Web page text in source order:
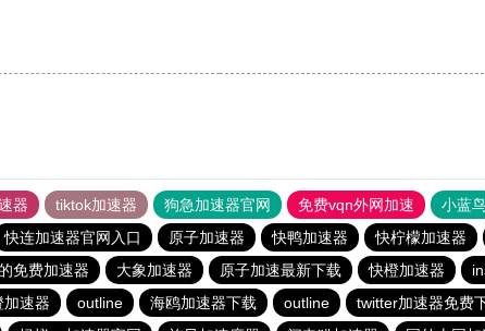
器 tiktok加速器 狗急加速器官网 免费vqn外网加速 小蓝
快连加速器官网入口 原子加速器 快鸭加速器 快柠檬加速器
免费加速器 大象加速器 原子加速最新下载 快橙加速器
加速器 outline 海鸥加速器下载 outline twitter加速器免费